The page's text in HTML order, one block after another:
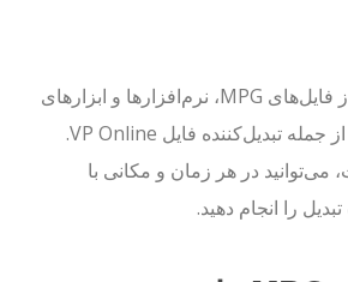
برای استخراج صدا از فایل‌های MPG، نرم‌افزارها و ابزارهای
زیادی موجود است، از جمله تبدیل‌کننده فایل VP Online.
در هر زمان و مکانی با
را انجام دهید.